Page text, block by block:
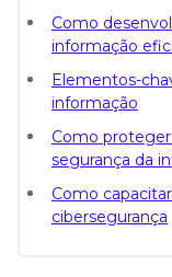
Como
informação
Elementos-
informação
Como
segurança da
Como
cibersegurança